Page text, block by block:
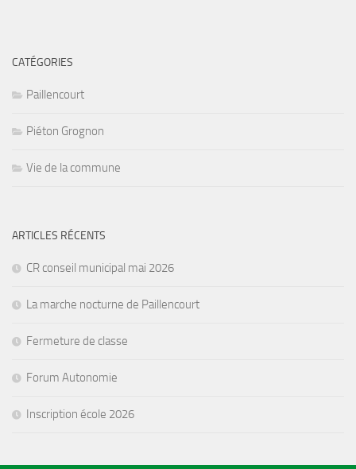
CATÉGORIES
Paillencourt
Piéton Grognon
Vie de la commune
ARTICLES RÉCENTS
CR conseil municipal mai 2026
La marche nocturne de Paillencourt
Fermeture de classe
Forum Autonomie
Inscription école 2026